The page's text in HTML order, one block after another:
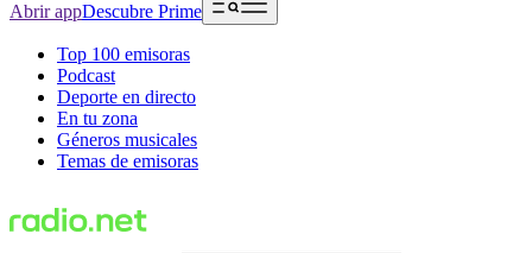
Abrir appDescubre Prime
Top 100 emisoras
Podcast
Deporte en directo
En tu zona
Géneros musicales
Temas de emisoras